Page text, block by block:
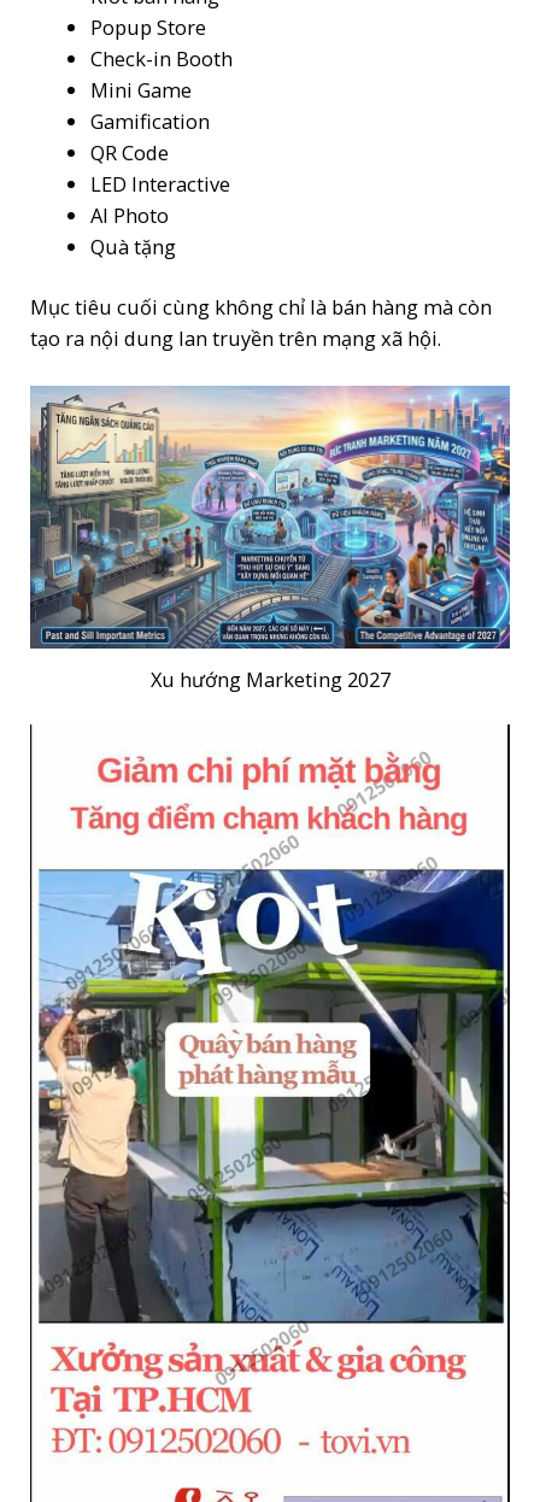
Popup Store
Check-in Booth
Mini Game
Gamification
QR Code
LED Interactive
AI Photo
Quà tặng
Mục tiêu cuối cùng không chỉ là bán hàng mà còn
tạo ra nội dung lan truyền trên mạng xã hội.
Xu hướng Marketing 2027